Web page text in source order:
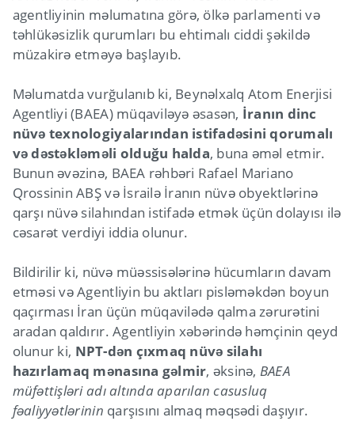
agentliyinin məlumatına görə, ölkə parlamenti və
təhlükəsizlik qurumları bu ehtimalı ciddi şəkildə
müzakirə etməyə başlayıb.
Məlumatda vurğulanıb ki, Beynəlxalq Atom Enerjisi
Agentliyi (BAEA) müqaviləyə əsasən, İranın dinc
nüvə texnologiyalarından istifadəsini qorumalı
və dəstəkləməli olduğu halda, buna əməl etmir.
Bunun əvəzinə, BAEA rəhbəri Rafael Mariano
Qrossinin ABŞ və İsrailə İranın nüvə obyektlərinə
qarşı nüvə silahından istifadə etmək üçün dolayısı ilə
cəsarət verdiyi iddia olunur.
Bildirilir ki, nüvə müəssisələrinə hücumların davam
etməsi və Agentliyin bu aktları pisləməkdən boyun
qaçırması İran üçün müqavilədə qalma zərurətini
aradan qaldırır. Agentliyin xəbərində həmçinin qeyd
olunur ki, NPT-dən çıxmaq nüvə silahı
hazırlamaq mənasına gəlmir, əksinə, BAEA
müfəttişləri adı altında aparılan casusluq
fəaliyyətlərinin qarşısını almaq məqsədi daşıyır.